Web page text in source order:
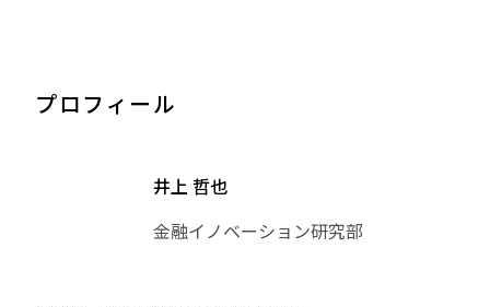
プロフィール
井上 哲也
金融イノベーション研究部